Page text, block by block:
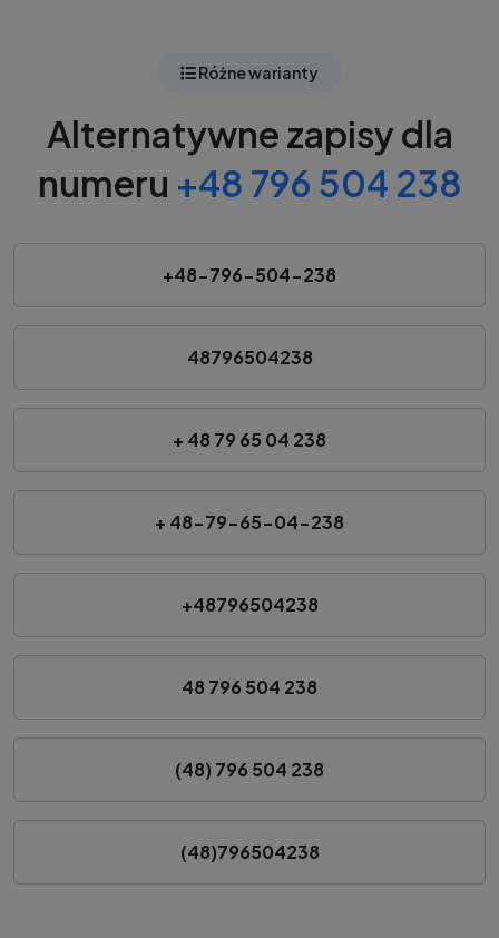
Różne warianty
Alternatywne zapisy dla
numeru +48 796 504 238
+48-796-504-238
48796504238
+ 48 79 65 04 238
+ 48-79-65-04-238
+48796504238
48 796 504 238
(48) 796 504 238
(48)796504238